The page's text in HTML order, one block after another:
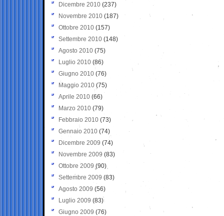
Dicembre 2010 (237)
Novembre 2010 (187)
Ottobre 2010 (157)
Settembre 2010 (148)
Agosto 2010 (75)
Luglio 2010 (86)
Giugno 2010 (76)
Maggio 2010 (75)
Aprile 2010 (66)
Marzo 2010 (79)
Febbraio 2010 (73)
Gennaio 2010 (74)
Dicembre 2009 (74)
Novembre 2009 (83)
Ottobre 2009 (90)
Settembre 2009 (83)
Agosto 2009 (56)
Luglio 2009 (83)
Giugno 2009 (76)